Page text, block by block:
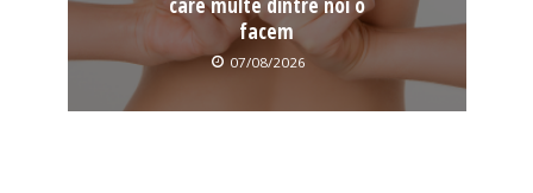
facem
07/08/2026